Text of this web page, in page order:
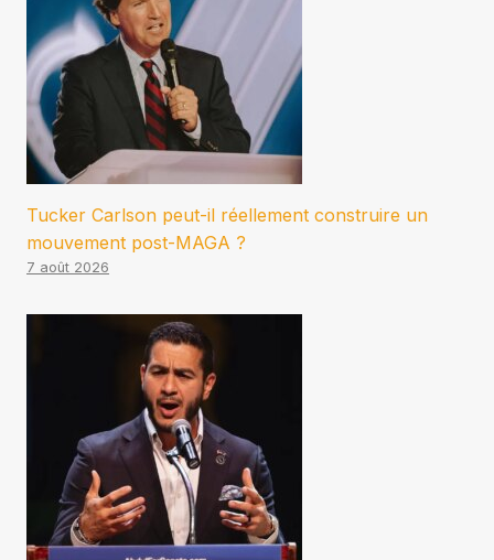
Tucker Carlson peut-il réellement construire un
mouvement post-MAGA ?
7 août 2026